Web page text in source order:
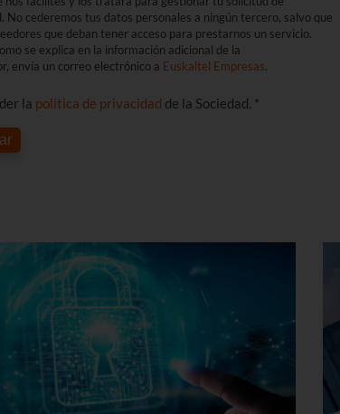
cederemos tus datos personales a ningún tercero, salvo que
que deban tener acceso para prestarnos un servicio.
se explica en la información adicional de la
envía un correo electrónico a Euskaltel Empresas.
la política de privacidad de la Sociedad. *